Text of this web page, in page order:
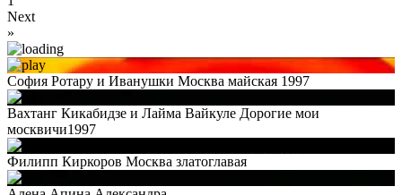
Next
»
София Ротару и Иванушки Москва майская 1997
Вахтанг Кикабидзе и Лайма Вайкуле Дорогие мои
москвичи1997
Филипп Киркоров Москва златоглавая